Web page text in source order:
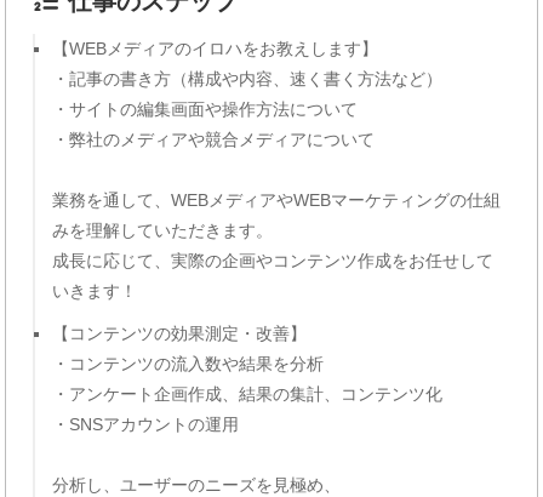
【WEBメディアのイロハをお教えします】
・記事の書き方（構成や内容、速く書く方法など）
・サイトの編集画面や操作方法について
・弊社のメディアや競合メディアについて
業務を通して、WEBメディアやWEBマーケティングの仕組
みを理解していただきます。
成長に応じて、実際の企画やコンテンツ作成をお任せして
いきます！
【コンテンツの効果測定・改善】
・コンテンツの流入数や結果を分析
・アンケート企画作成、結果の集計、コンテンツ化
・SNSアカウントの運用
分析し、ユーザーのニーズを見極め、